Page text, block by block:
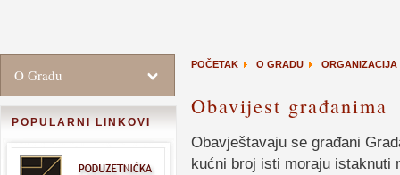
O Gradu
POPULARNI LINKOVI
POČETAK O GRADU ORGANIZACIJA
Obavijest građanima
Obavještavaju se građani
kućni broj isti moraju istaknuti